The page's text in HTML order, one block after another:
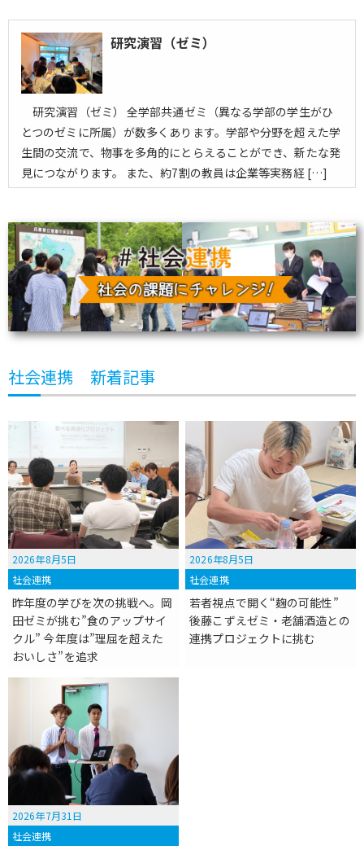
研究演習（ゼミ）
研究演習（ゼミ） 全学部共通ゼミ（異なる学部の学生がひ
とつのゼミに所属）が数多くあります。学部や分野を超えた学
生間の交流で、物事を多角的にとらえることができ、新たな発
見につながります。 また、約7割の教員は企業等実務経 […]
社会連携 新着記事
2026年8月5日
社会連携
昨年度の学びを次の挑戦へ。岡
田ゼミが挑む”食のアップサイ
クル” 今年度は”理屈を超えた
おいしさ”を追求
2026年8月5日
社会連携
若者視点で開く“麹の可能性”
後藤こずえゼミ・老舗酒造との
連携プロジェクトに挑む
2026年7月31日
社会連携